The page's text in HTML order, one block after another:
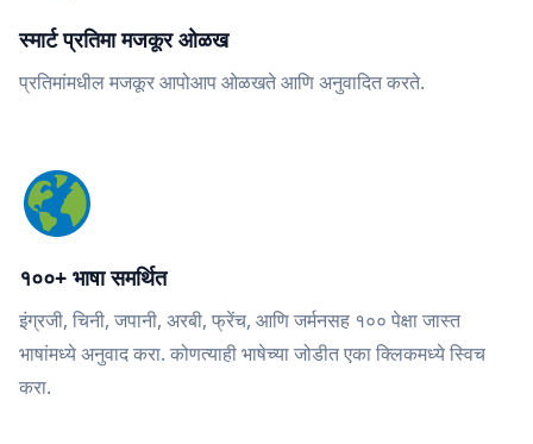
स्मार्ट प्रतिमा मजकूर ओळख
प्रतिमांमधील मजकूर आपोआप ओळखते आणि अनुवादित करते.
१००+ भाषा समर्थित
इंग्रजी, चिनी, जपानी, अरबी, फ्रेंच, आणि जर्मनसह १०० पेक्षा जास्त
भाषांमध्ये अनुवाद करा. कोणत्याही भाषेच्या जोडीत एका क्लिकमध्ये स्विच
करा.